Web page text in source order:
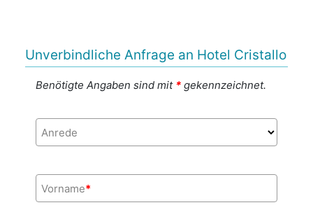
Unverbindliche Anfrage an Hotel Cristallo
Benötigte Angaben sind mit *gekennzeichnet.
Anrede
Vorname*